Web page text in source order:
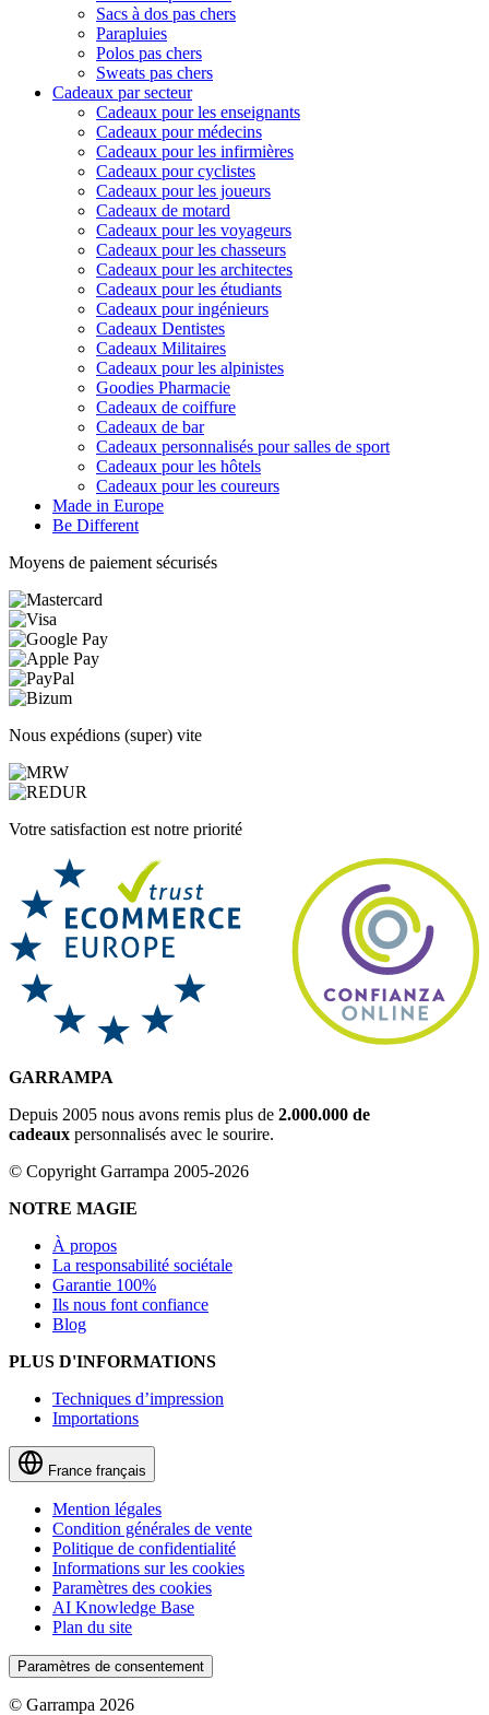
Sacs à dos pas chers
Parapluies
Polos pas chers
Sweats pas chers
Cadeaux par secteur
Cadeaux pour les enseignants
Cadeaux pour médecins
Cadeaux pour les infirmières
Cadeaux pour cyclistes
Cadeaux pour les joueurs
Cadeaux de motard
Cadeaux pour les voyageurs
Cadeaux pour les chasseurs
Cadeaux pour les architectes
Cadeaux pour les étudiants
Cadeaux pour ingénieurs
Cadeaux Dentistes
Cadeaux Militaires
Cadeaux pour les alpinistes
Goodies Pharmacie
Cadeaux de coiffure
Cadeaux de bar
Cadeaux personnalisés pour salles de sport
Cadeaux pour les hôtels
Cadeaux pour les coureurs
Made in Europe
Be Different
Moyens de paiement sécurisés
Nous expédions (super) vite
Votre satisfaction est notre priorité
GARRAMPA
Depuis 2005 nous avons remis plus de 2.000.000 de
cadeaux personnalisés avec le sourire.
© Copyright Garrampa 2005-2026
NOTRE MAGIE
À propos
La responsabilité sociétale
Garantie 100%
Ils nous font confiance
Blog
PLUS D'INFORMATIONS
Techniques d’impression
Importations
France français
Mention légales
Condition générales de vente
Politique de confidentialité
Informations sur les cookies
Paramètres des cookies
AI Knowledge Base
Plan du site
Paramètres de consentement
© Garrampa 2026